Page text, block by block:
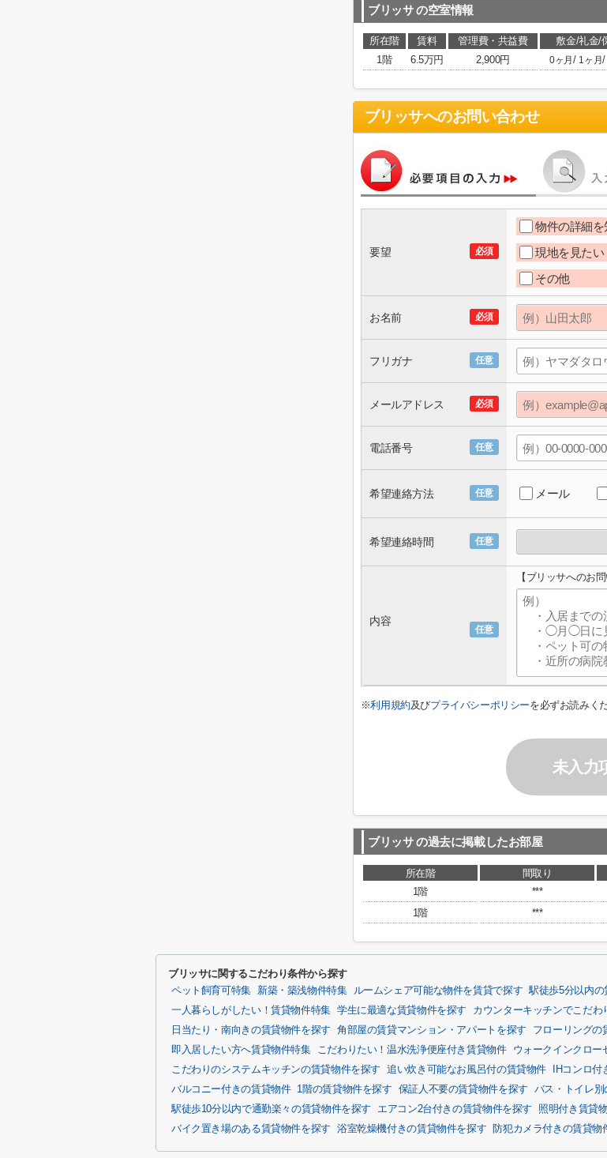
ブリッサ の空室情報
所在階 賃料 管理費・共益費 敷金/礼金/
1階
6.5万円 2,900円 0ヶ月/ 1ヶ月/
ブリッサへのお問い合わせ
必須
要望
物件の詳細を
現地を見たい
その他
必須
お名前
任意
フリガナ
必須
メールアドレス
任意
電話番号
任意
希望連絡方法 メール
任意
希望連絡時間
任意
内容
【ブリッサへのお問
※利用規約及びプライバシーポリシーを必ずお読みく
未入力
ブリッサ の過去に掲載したお部屋
所在階 間取り
1階
***
1階
***
ブリッサに関するこだわり条件から探す
ペット飼育可特集 新築・築浅物件特集 ルームシェア可能な物件を賃貸で探す 駅徒歩5分以内
一人暮らしがしたい！賃貸物件特集 学生に最適な賃貸物件を探す カウンターキッチンでこだわ
日当たり・南向きの賃貸物件を探す
角部屋の賃貸マンション・アパートを探す フローリングの
即入居したい方へ賃貸物件特集
こだわりたい！温水洗浄便座付き賃貸物件
ウォークインクロー
こだわりのシステムキッチンの賃貸物件を探す
追い炊き可能なお風呂付の賃貸物件 IHコンロ
バルコニー付きの賃貸物件
1階の賃貸物件を探す 保証人不要の賃貸物件を探す バス・トイレ別
駅徒歩10分以内で通勤楽々の賃貸物件を探す
エアコン2台付きの賃貸物件を探す 照明付き賃貸
バイク置き場のある賃貸物件を探す
浴室乾燥機付きの賃貸物件を探す 防犯カメラ付きの賃貸物